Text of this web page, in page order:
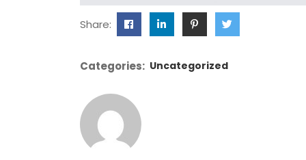
Share:
Categories: Uncategorized